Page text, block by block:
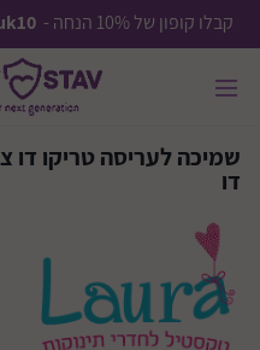
קבלו קופון של 10% הנחה -
דו